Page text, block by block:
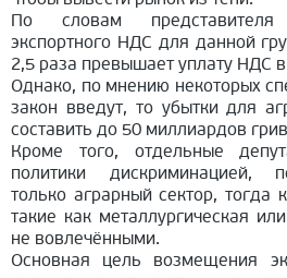
По словам
экспортного НДС для данной
2,5 раза превышает уплату НДС
Однако, по мнению некоторых
закон введут, то убытки для
составить до 50 миллиардов
Кроме того, отдельные
политики дискриминацией,
только аграрный сектор, тогда
такие как металлургическая
не вовлечёнными.
Основная цель возмещения